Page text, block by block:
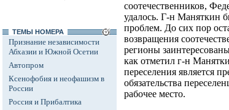
ТЕМЫ НОМЕРА
Признание независимости
Абхазии и Южной Осетии
Автопром
Ксенофобия и неофашизм в
России
Россия и Прибалтика
соотечественников,
удалось. Г-н Маняткин
проблем. До сих пор
возвращения
регионы
как отметил г-н
переселения является
обязательства
рабочее место.